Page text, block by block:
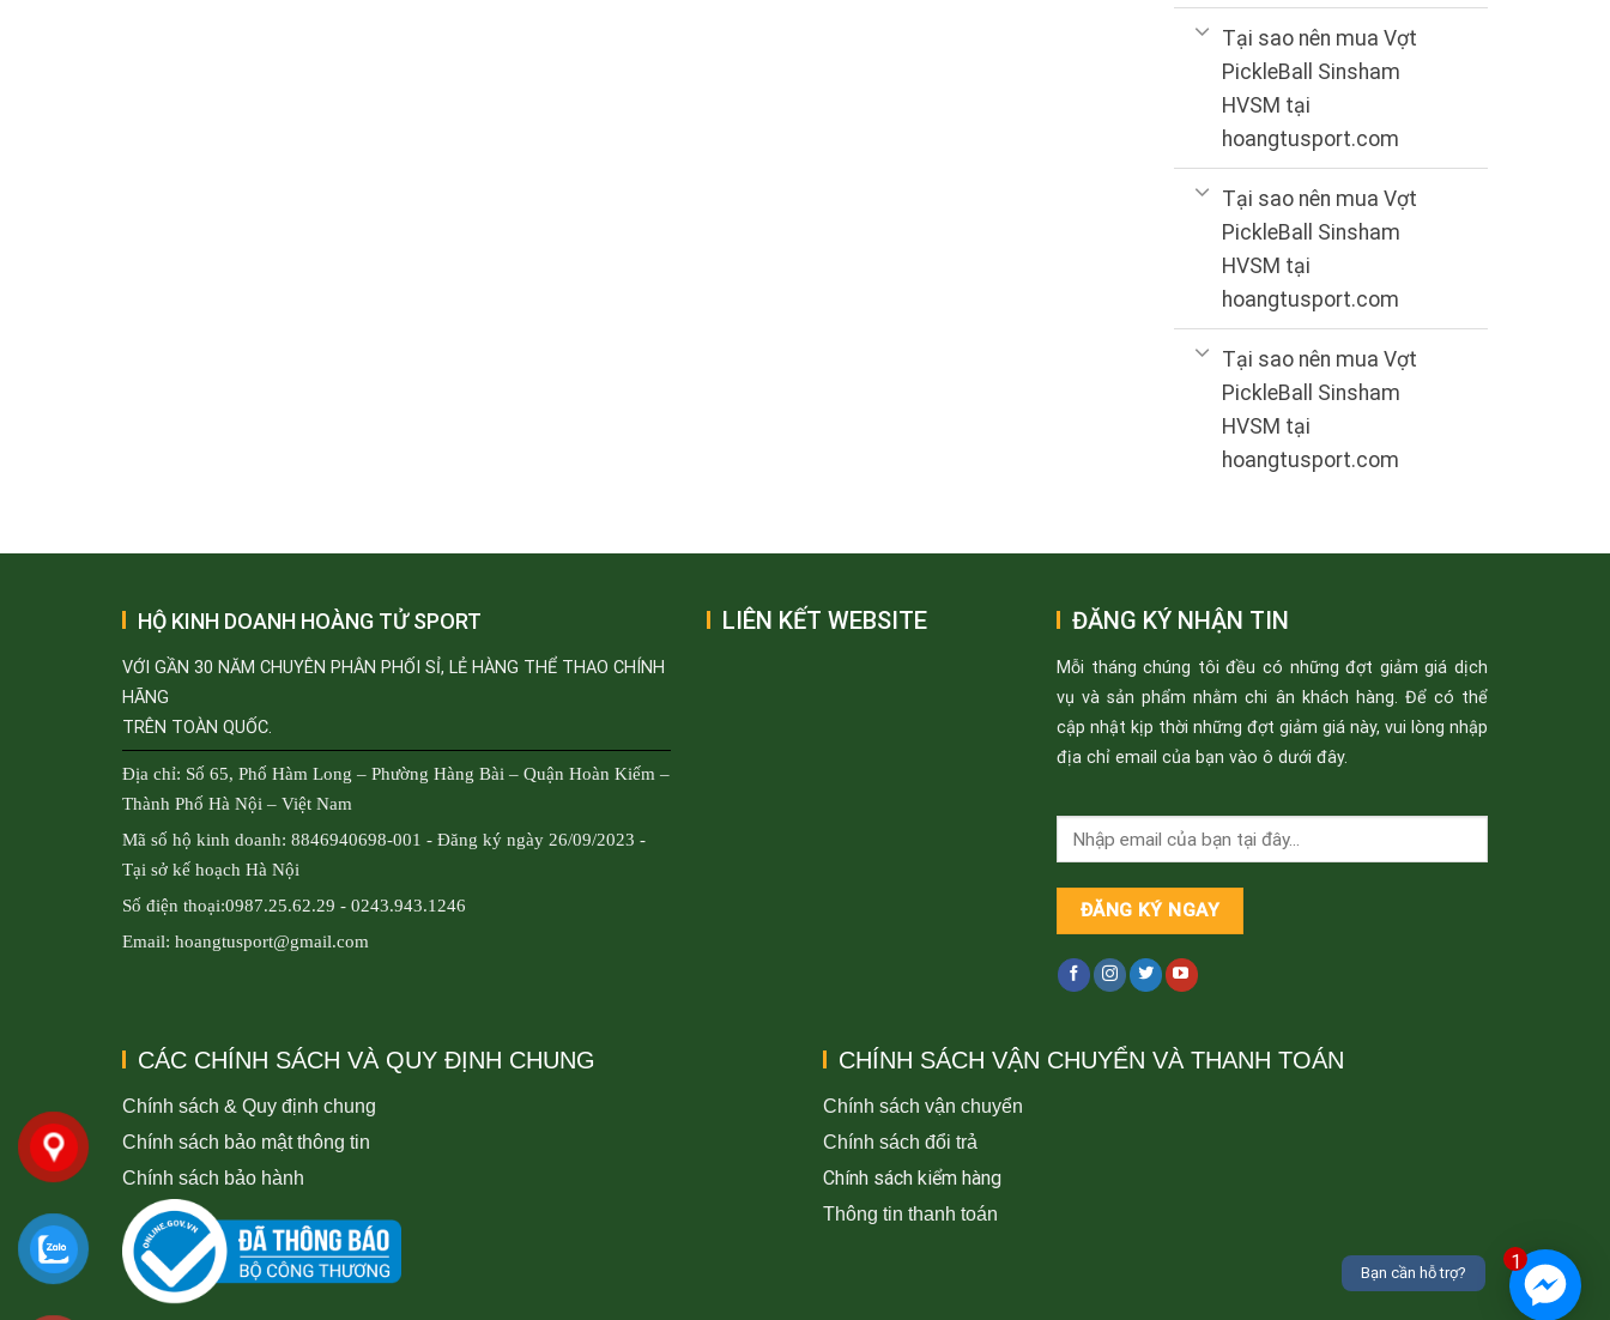
Tại sao nên mua Vợt
PickleBall Sinsham
HVSM tại
hoangtusport.com
Tại sao nên mua Vợt
PickleBall Sinsham
HVSM tại
hoangtusport.com
Tại sao nên mua Vợt
PickleBall Sinsham
HVSM tại
hoangtusport.com
HỘ KINH DOANH HOÀNG TỬ SPORT
VỚI GẦN 30 NĂM CHUYÊN PHÂN PHỐI SỈ, LẺ HÀNG THỂ THAO CHÍNH
HÃNG
TRÊN TOÀN QUỐC.
Địa chỉ: Số 65, Phố Hàm Long – Phường Hàng Bài – Quận Hoàn Kiếm –
Thành Phố Hà Nội – Việt Nam
Mã số hộ kinh doanh: 8846940698-001 - Đăng ký ngày 26/09/2023 -
Tại sở kế hoạch Hà Nội
Số điện thoại:0987.25.62.29 - 0243.943.1246
Email: hoangtusport@gmail.com
LIÊN KẾT WEBSITE ĐĂNG KÝ NHẬN TIN
Mỗi tháng chúng tôi đều có những đợt giảm giá dịch
vụ và sản phẩm nhằm chi ân khách hàng. Để có thể
cập nhật kịp thời những đợt giảm giá này, vui lòng nhập
địa chỉ email của bạn vào ô dưới đây.
CÁC CHÍNH SÁCH VÀ QUY ĐỊNH CHUNG
Chính sách & Quy định chung
Chính sách bảo mật thông tin
Chính sách bảo hành
CHÍNH SÁCH VẬN CHUYỂN VÀ THANH TOÁN
Chính sách vận chuyển
Chính sách đổi trả
Chính sách kiểm hàng
Thông tin thanh toán
1
Bạn cần hỗ trợ?